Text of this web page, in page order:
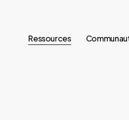
Ressources